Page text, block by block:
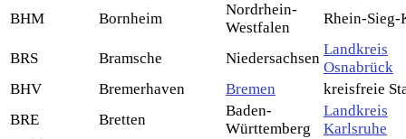
BHM
Bornheim
Nordrhein-
Westfalen
Rhein-Sieg-
BRS Bramsche Niedersachsen
Landkreis
Osnabrück
BHV
Bremerhaven Bremen
kreisfreie
BRE
Bretten
Baden-
Württemberg
Landkreis
Karlsruhe